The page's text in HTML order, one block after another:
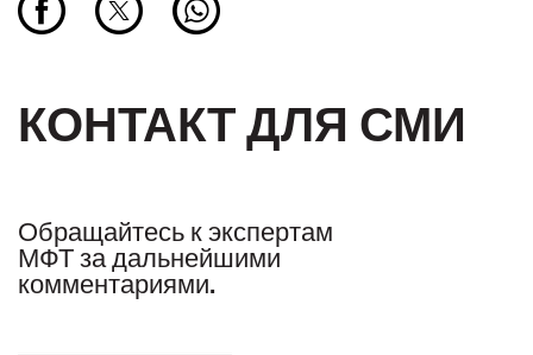
КОНТАКТ ДЛЯ СМИ
Обращайтесь к экспертам
МФТ за дальнейшими
комментариями.